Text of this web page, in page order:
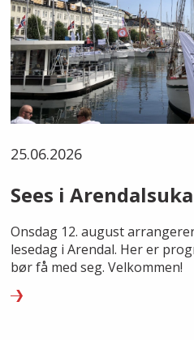
25.06.2026
Sees i Arendalsuka
Onsdag 12. august
lesedag i Arendal. Her er
bør få med seg. Velkommen!